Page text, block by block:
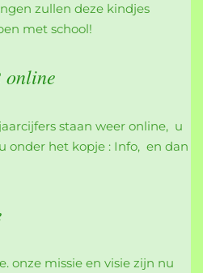
zullen deze kindjes
met school!
online
staan weer online, u
onder het kopje : Info, en dan
onze missie en visie zijn nu